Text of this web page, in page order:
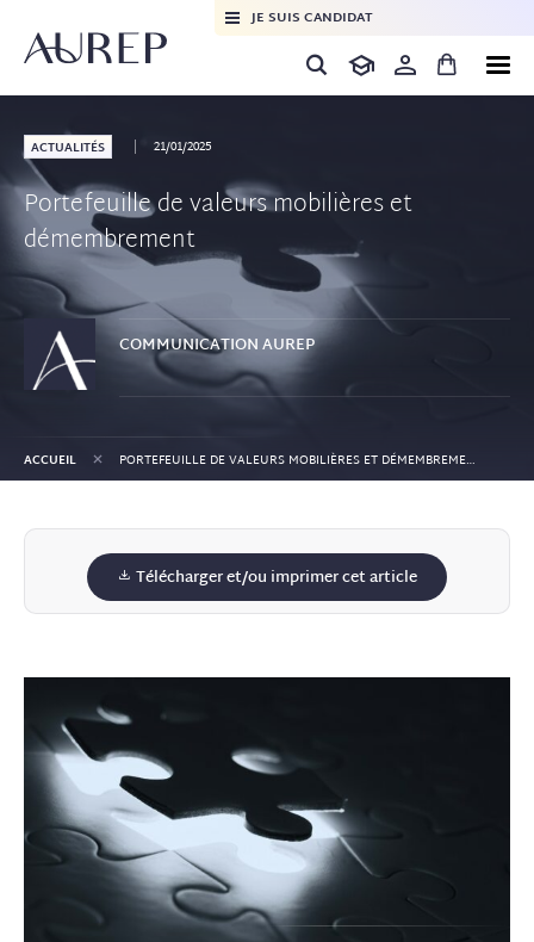
JE SUIS CANDIDAT
ACTUALITÉS 21/01/2025
Portefeuille de valeurs mobilières et
démembrement
COMMUNICATIONAUREP
ACCUEIL + PORTEFEUILLE DE VALEURS MOBILIÈRES ET DÉMEMBREMENT
Télécharger et/ou imprimer cet article